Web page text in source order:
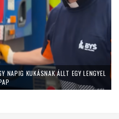
NAPIG KUKÁSNAK ÁLLT EGY LENGYEL